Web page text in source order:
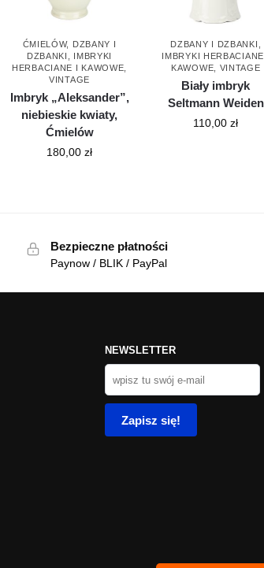
ĆMIELÓW, DZBANY I
DZBANKI
IMBRYKI
HERBACIANE I KAWOWE
VINTAGE
Imbryk „Aleksander”,
niebieskie kwiaty,
Ćmielów
180,00zł
DZBANY I DZBANKI
IMBRYKI
KAWOWE
VINTAGE
Biały imbryk
Seltmann Weiden
110,00zł
Bezpieczne płatności
Paynow / BLIK / PayPal
NEWSLETTER